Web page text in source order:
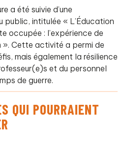
a été suivie d’une
public, intitulée « L’Éducation
occupée : l’expérience de
». Cette activité a permi de
mais également la résilience
et du personnel
de guerre.
QUI POURRAIENT